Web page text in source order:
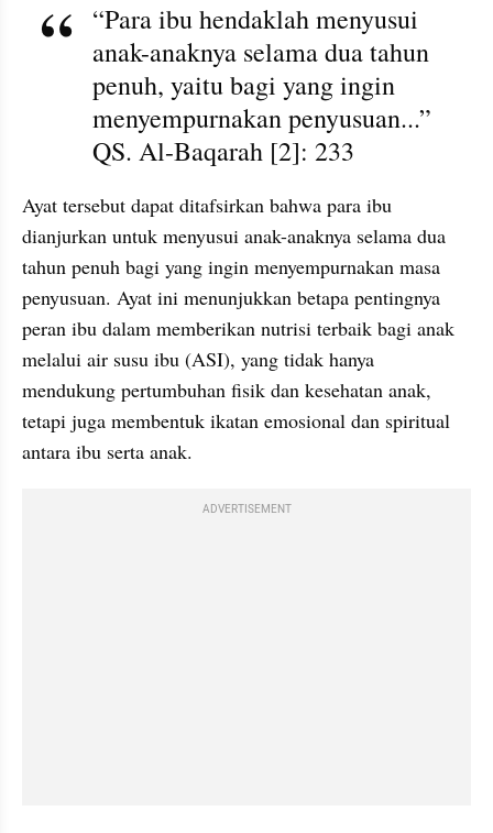
“Para ibu hendaklah menyusui
anak-anaknya selama dua tahun
penuh, yaitu bagi yang ingin
menyempurnakan penyusuan...”
QS. Al-Baqarah [2]: 233
Ayat tersebut dapat ditafsirkan bahwa para ibu
dianjurkan untuk menyusui anak-anaknya selama dua
tahun penuh bagi yang ingin menyempurnakan masa
penyusuan. Ayat ini menunjukkan betapa pentingnya
peran ibu dalam memberikan nutrisi terbaik bagi anak
melalui air susu ibu (ASI), yang tidak hanya
mendukung pertumbuhan fisik dan kesehatan anak,
tetapi juga membentuk ikatan emosional dan spiritual
antara ibu serta anak.
ADVERTISEMENT